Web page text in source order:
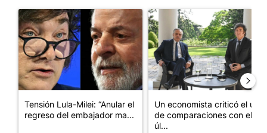
Un artículo de tendencia con el título "Tensión Lula-Milei:
Tensión Lula-Milei: “Anular el
regreso del embajador ma...
Un artículo de tendencia con
Un economista criticó el uso
de comparaciones con el
úl...